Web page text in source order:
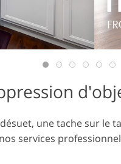
Données d'Entraînement IA
une tache sur
services